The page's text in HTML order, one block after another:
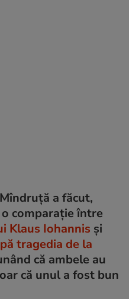
a făcut,
o comparație între
Klaus Iohannis și
tragedia de la
că ambele au
că unul a fost bun